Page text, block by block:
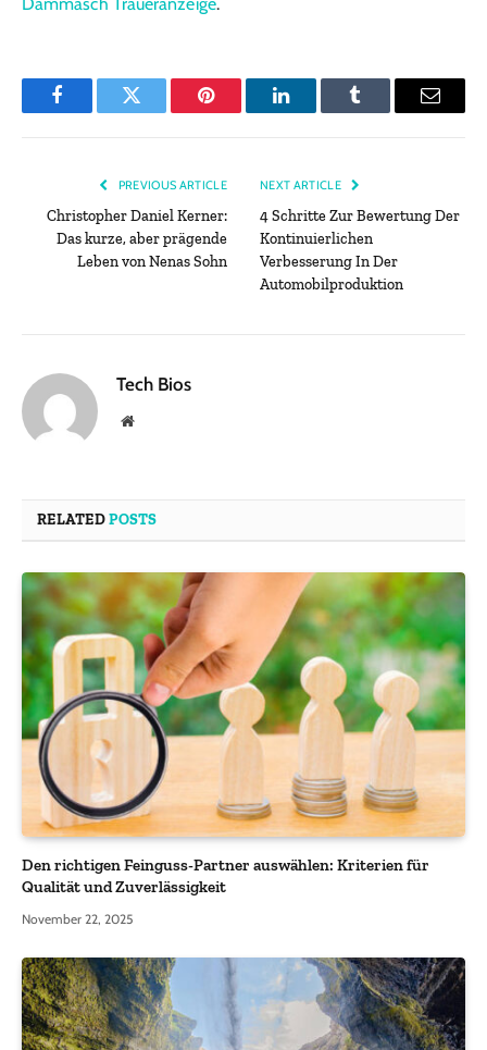
FacebookTwitter Pinterest LinkedInTumblr Email
PREVIOUS ARTICLE
Christopher Daniel Kerner:
Das kurze, aber prägende
Leben von Nenas Sohn
NEXT ARTICLE
4 Schritte Zur Bewertung Der
Kontinuierlichen
Verbesserung In Der
Automobilproduktion
Tech Bios
Website
RELATEDPOSTS
Den richtigen Feinguss-Partner auswählen: Kriterien für
Qualität und Zuverlässigkeit
November 22, 2025